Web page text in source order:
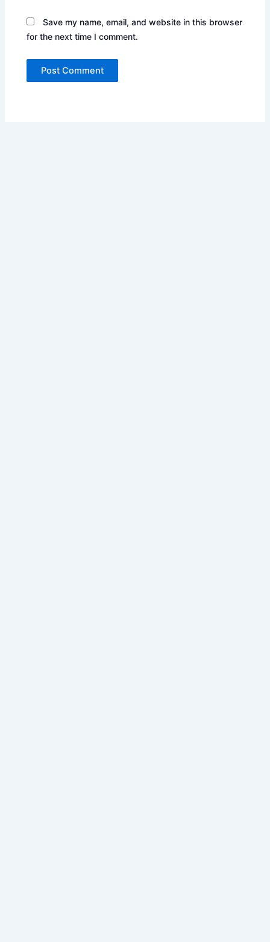
Save my name, email, and website in this browser
for the next time I comment.